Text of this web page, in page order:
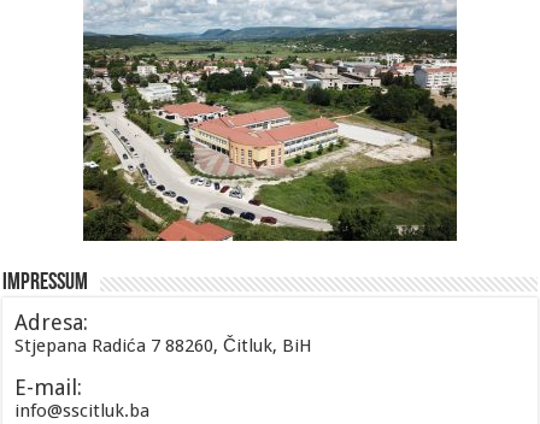
Impressum
Adresa:
Stjepana Radića 7 88260, Čitluk, BiH
E-mail:
info@sscitluk.ba